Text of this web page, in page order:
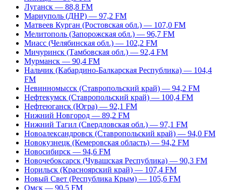
Луганск — 88,8 FM
Мариуполь (ДНР) — 97,2 FM
Матвеев Курган (Ростовская обл.) — 107,0 FM
Мелитополь (Запорожская обл.) — 96,7 FM
Миасс (Челябинская обл.) — 102,2 FM
Мичуринск (Тамбовская обл.) — 92,4 FM
Мурманск — 90,4 FM
Нальчик (Кабардино-Балкарская Республика) — 104,4
FM
Невинномысск (Ставропольский край) — 94,2 FM
Нефтекумск (Ставропольский край) — 100,4 FM
Нефтеюганск (Югра) — 92,1 FM
Нижний Новгород — 89,2 FM
Нижний Тагил (Свердловская обл.) — 97,1 FM
Новоалександровск (Ставропольский край) — 94,0 FM
Новокузнецк (Кемеровская область) — 94,2 FM
Новосибирск — 94,6 FM
Новочебоксарск (Чувашская Республика) — 90,3 FM
Норильск (Красноярский край) — 107,4 FM
Новый Свет (Республика Крым) — 105,6 FM
Омск — 90,5 FM